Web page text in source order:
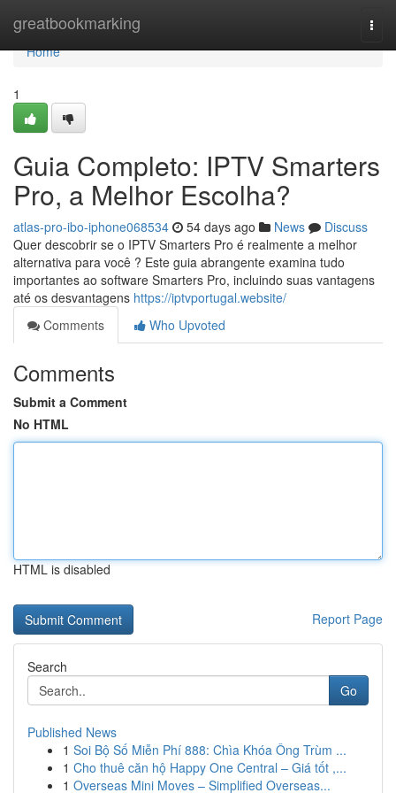
greatbookmarking
Home
Home
1
Guia Completo: IPTV Smarters
Pro, a Melhor Escolha?
atlas-pro-ibo-iphone068534 54 days ago News
Discuss
Quer descobrir se o IPTV Smarters Pro é realmente a melhor
alternativa para você ? Este guia abrangente examina tudo
importantes ao software Smarters Pro, incluindo suas vantagens
até os desvantagens https://iptvportugal.website/
Comments
Who Upvoted
Comments
Submit a Comment
No HTML
HTML is disabled
Report Page
Search
Go
Published News
1 Soi Bộ Số Miễn Phí 888: Chìa Khóa Ông Trùm ...
1 Cho thuê căn hộ Happy One Central – Giá tốt ,...
1 Overseas Mini Moves – Simplified Overseas...